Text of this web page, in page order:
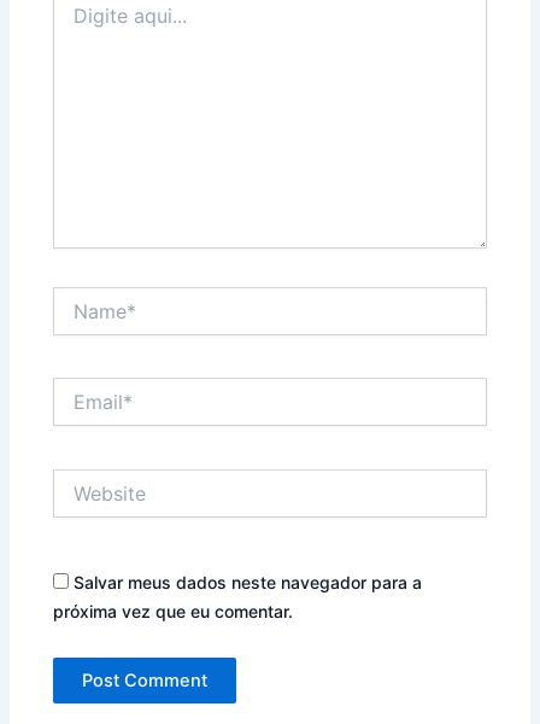
aqui...
Salvar meus dados neste navegador para a
próxima vez que eu comentar.